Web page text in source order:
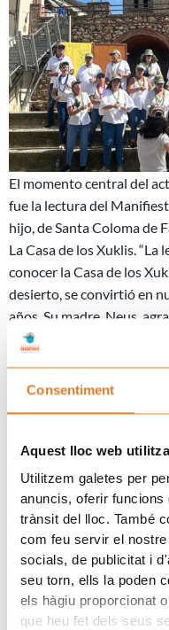
Consentiment
Aquest lloc web
Utilitzem galetes per
anuncis, oferir
trànsit del lloc. També
com feu servir el
socials, de publicitat i
seu torn, ells la poden
els hàgiu proporcionat
que heu fet dels seus
El momento central del
fue la lectura del
hijo, de Santa Coloma de
La Casa de los Xuklis.
conocer la Casa de los
desierto, se convirtió en
años. Su madre, Neus,
por AFANOC durante la
pero hacen que el
nos ayudan…”. Y, al
La participación en la
contribuirá a la apertura
Girona que atenderá y
adolescente con cáncer
GALERIA
Ant
ANTERIOR
Cáncer infantil: «No me cuentes